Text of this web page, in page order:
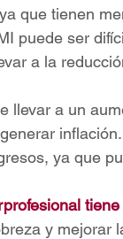
que tienen
puede ser
a la
llevar a un
ya que
y mejorar